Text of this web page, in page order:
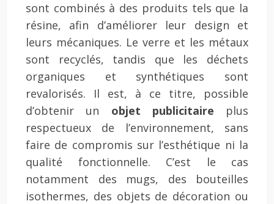
sont combinés à des produits tels que la
résine, afin d’améliorer leur design et
leurs mécaniques. Le verre et les métaux
sont recyclés, tandis que les déchets
organiques et synthétiques sont
revalorisés. Il est, à ce titre, possible
d’obtenir un objet publicitaire plus
respectueux de l’environnement, sans
faire de compromis sur l’esthétique ni la
qualité fonctionnelle. C’est le cas
notamment des mugs, des bouteilles
isothermes, des objets de décoration ou